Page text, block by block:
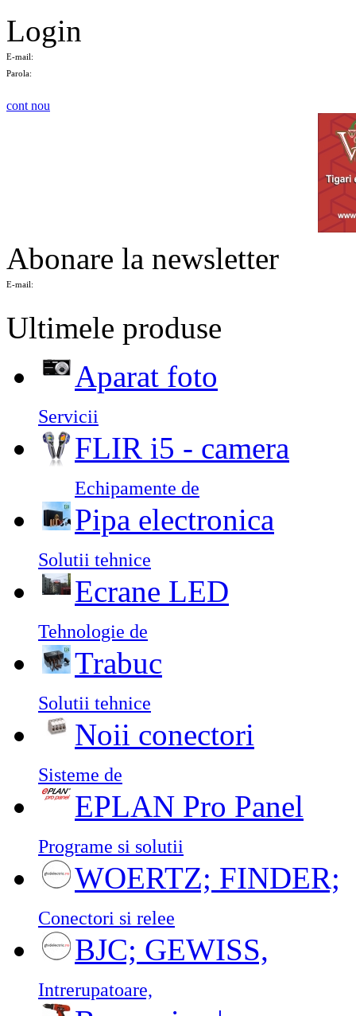
Login
E-mail:
Parola:
cont nou
Abonare la newsletter
E-mail:
Ultimele produse
Aparat foto
Servicii
FLIR i5 - camera
Echipamente de
Pipa electronica
Solutii tehnice
Ecrane LED
Tehnologie de
Trabuc
Solutii tehnice
Noii conectori
Sisteme de
EPLAN Pro Panel
Programe si solutii
WOERTZ; FINDER;
Conectori si relee
BJC; GEWISS,
Intrerupatoare,